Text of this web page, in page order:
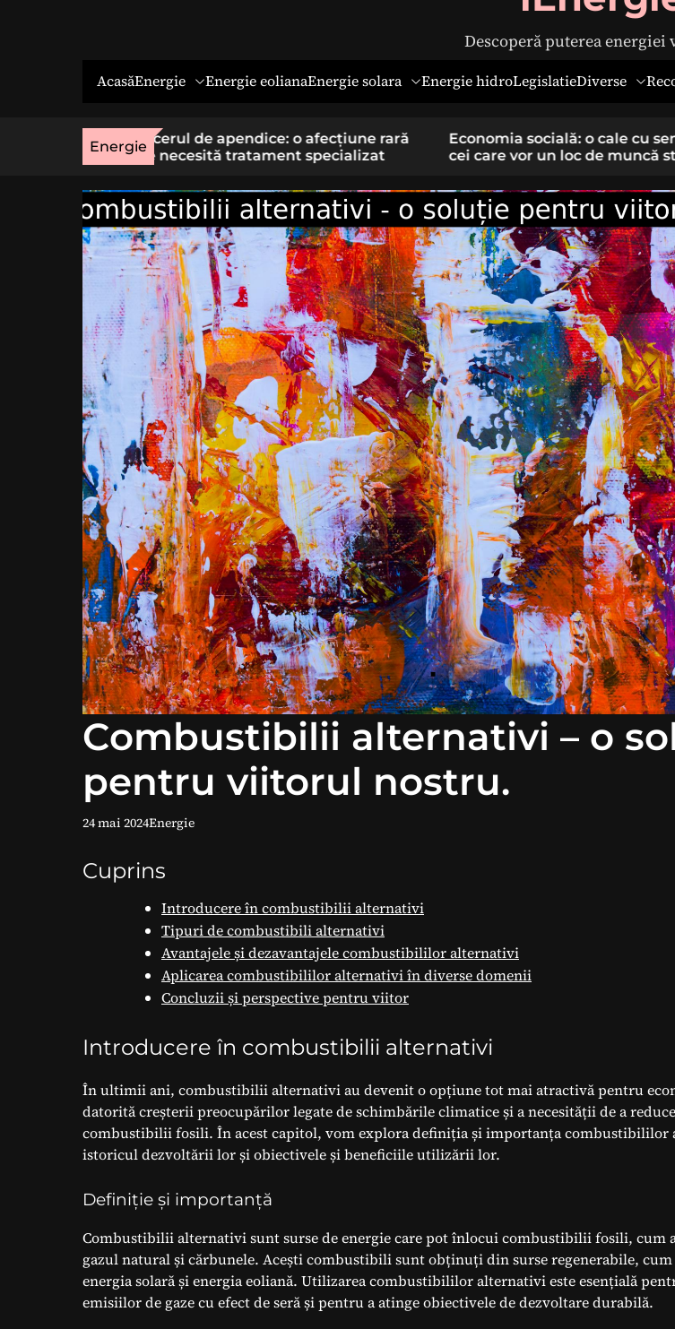
Descoperă puterea
AcasăEnergie Energie eolianaEnergie solara Energie hidroLegislatieDiverse
Energie
afecțiune rară
Economia socială: o cale cu sens pentru
cei care vor un loc de muncă stabil
Hernia ombilicală la
simptome și tratament
Combustibilii alternativi – o
pentru viitorul nostru.
24 mai 2024Energie
Cuprins
Introducere în combustibilii alternativi
Tipuri de combustibili alternativi
Avantajele și dezavantajele combustibililor alternativi
Aplicarea combustibililor alternativi în diverse domenii
Concluzii și perspective pentru viitor
Introducere în combustibilii alternativi
În ultimii ani, combustibilii alternativi au devenit o opțiune tot mai atractivă pentru
datorită creșterii preocupărilor legate de schimbările climatice și a necesității de a
combustibilii fosili. În acest capitol, vom explora definiția și importanța combustibililor
istoricul dezvoltării lor și obiectivele și beneficiile utilizării lor.
Definiție și importanță
Combustibilii alternativi sunt surse de energie care pot înlocui combustibilii fosili, cum
gazul natural și cărbunele. Acești combustibili sunt obținuți din surse regenerabile, cum
energia solară și energia eoliană. Utilizarea combustibililor alternativi este esențială
emisiilor de gaze cu efect de seră și pentru a atinge obiectivele de dezvoltare durabilă.